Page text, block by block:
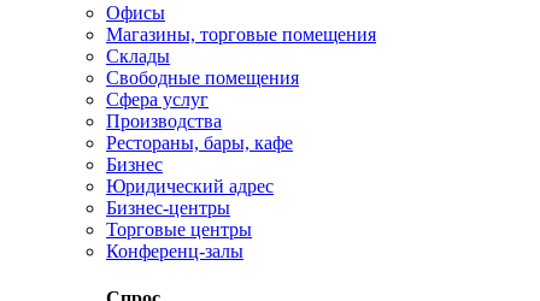
Офисы
Магазины, торговые помещения
Склады
Свободные помещения
Сфера услуг
Производства
Рестораны, бары, кафе
Бизнес
Юридический адрес
Бизнес-центры
Торговые центры
Конференц-залы